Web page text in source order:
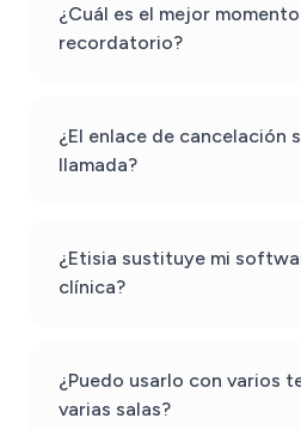
¿Cuál es el mejor
recordatorio?
¿El enlace de cancelación
llamada?
¿Etisia sustituye mi
clínica?
¿Puedo usarlo con varios
varias salas?